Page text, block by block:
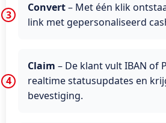
Convert– Met één klik
link met gepersonaliseerd
Claim – De klant vult IBAN of
realtime statusupdates en
bevestiging.